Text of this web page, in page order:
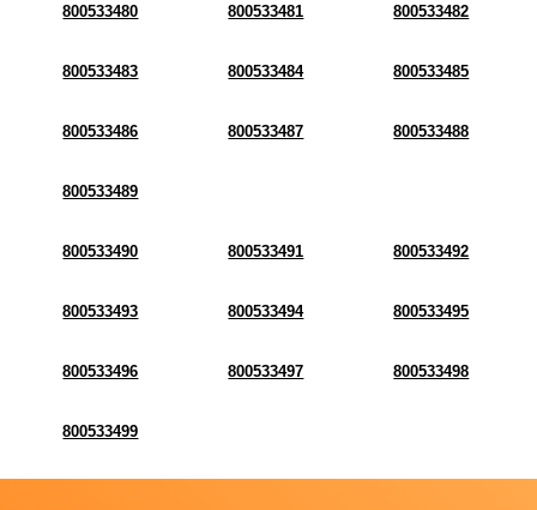
800533480 800533481 800533482
800533483 800533484 800533485
800533486 800533487 800533488
800533489
800533490 800533491 800533492
800533493 800533494 800533495
800533496 800533497 800533498
800533499